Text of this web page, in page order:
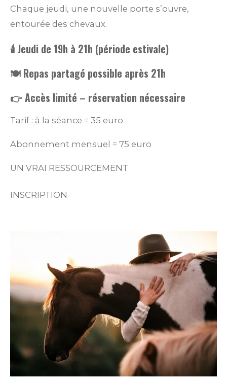
Chaque jeudi, une nouvelle porte s’ouvre,
entourée des chevaux.
🕯️ Jeudi de 19h à 21h (période estivale)
🍽️ Repas partagé possible après 21h
👉 Accès limité – réservation nécessaire
Tarif : à la séance = 35 euro
Abonnement mensuel = 75 euro
UN VRAI RESSOURCEMENT
INSCRIPTION